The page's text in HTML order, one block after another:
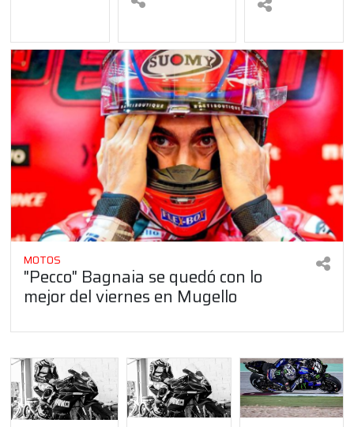
MOTOS
"Pecco" Bagnaia se quedó con lo
mejor del viernes en Mugello